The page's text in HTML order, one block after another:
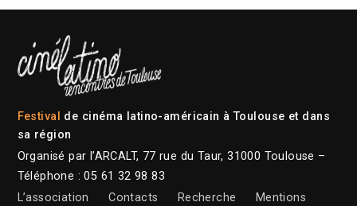
Festival de cinéma latino-américain à Toulouse et dans
sa région
Organisé par l’ARCALT, 77 rue du Taur, 31000 Toulouse –
Téléphone : 05 61 32 98 83
L’association
Contacts Recherche
Mentions